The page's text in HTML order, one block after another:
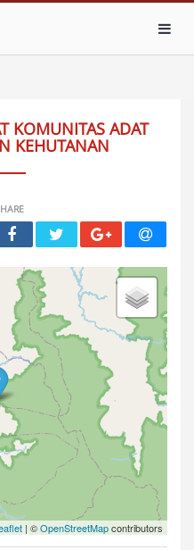
KOMUNITAS ADAT
KEHUTANAN
| ©OpenStreetMapcontributors